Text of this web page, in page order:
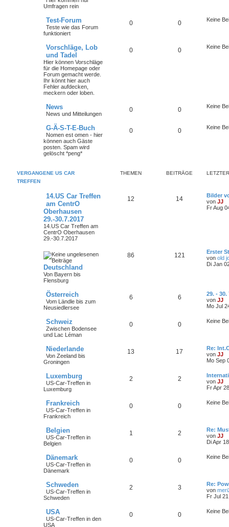
Umfragen rein
Test-Forum
Teste wie das Forum
funktioniert
0 0 Keine
Vorschläge, Lob
und Tadel
Hier können Vorschläge
für die Homepage oder
Forum gemacht werde.
Ihr könnt hier auch
Fehler aufdecken,
meckern oder loben.
0 0 Keine
News
News und Mitteilungen
0 0 Keine
G-Ä-S-T-E-Buch
Nomen est omen - hier
können auch Gäste
posten. Spam wird
gelöscht *peng*
0 0 Keine
VERGANGENE US CAR
TREFFEN
THEMEN BEITRÄGE
14.US Car Treffen
am CentrO
Oberhausen
29.-30.7.2017
14.US Car Treffen am
CentrO Oberhausen
29.-30.7.2017
12 14
Bilder
von JJ
Fr Aug
Deutschland
Von Bayern bis
Flensburg
86 121
Erster
von old
Di Jan
Österreich
Vom Ländle bis zum
Neusiedlersee
6 6
29. -
von JJ
Mo Jul
Schweiz
Zwischen Bodensee
und Lac Léman
0 0 Keine
Niederlande
Von Zeeland bis
Groningen
13 17
Re:
von JJ
Mo Sep
Luxemburg
US-Car-Treffen in
Luxemburg
2 2
von JJ
Fr Apr
Frankreich
US-Car-Treffen in
Frankreich
0 0 Keine
Belgien
US-Car-Treffen in
Belgien
1 2
Re:
von JJ
Di Apr
Dänemark
US-Car-Treffen in
Dänemark
0 0 Keine
Schweden
US-Car-Treffen in
Schweden
2 3
Re:
von
Fr Jul
USA
US-Car-Treffen in den
USA
0 0 Keine